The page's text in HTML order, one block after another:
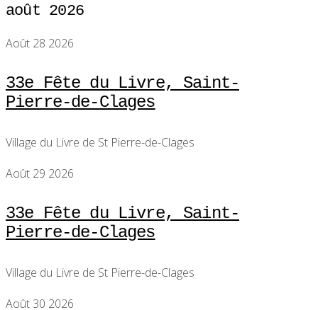
août 2026
Août 28 2026
33e Fête du Livre, Saint-
Pierre-de-Clages
Village du Livre de St Pierre-de-Clages
Août 29 2026
33e Fête du Livre, Saint-
Pierre-de-Clages
Village du Livre de St Pierre-de-Clages
Août 30 2026